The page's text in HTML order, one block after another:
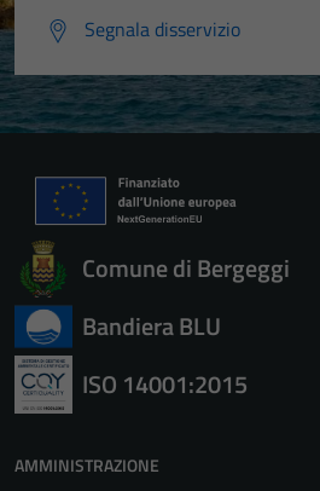
Segnala disservizio
Comune di Bergeggi
Bandiera BLU
ISO 14001:2015
AMMINISTRAZIONE